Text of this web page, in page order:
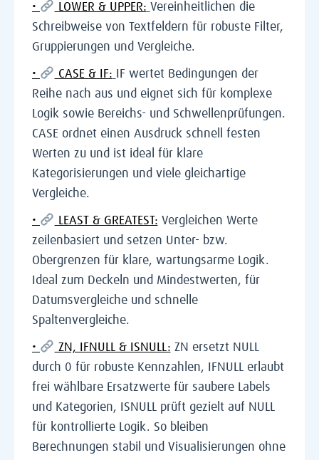
• LOWER & UPPER: Vereinheitlichen die
Schreibweise von Textfeldern für robuste Filter,
Gruppierungen und Vergleiche.
• CASE & IF:
IF wertet Bedingungen der
Reihe nach aus und eignet sich für komplexe
Logik sowie Bereichs- und Schwellenprüfungen.
CASE ordnet einen Ausdruck schnell festen
Werten zu und ist ideal für klare
Kategorisierungen und viele gleichartige
Vergleiche.
• LEAST & GREATEST: Vergleichen Werte
zeilenbasiert und setzen Unter- bzw.
Obergrenzen für klare, wartungsarme Logik.
Ideal zum Deckeln und Mindestwerten, für
Datumsvergleiche und schnelle
Spaltenvergleiche.
• ZN, IFNULL & ISNULL: ZN ersetzt NULL
durch 0 für robuste Kennzahlen, IFNULL erlaubt
frei wählbare Ersatzwerte für saubere Labels
und Kategorien, ISNULL prüft gezielt auf NULL
für kontrollierte Logik. So bleiben
Berechnungen stabil und Visualisierungen ohne